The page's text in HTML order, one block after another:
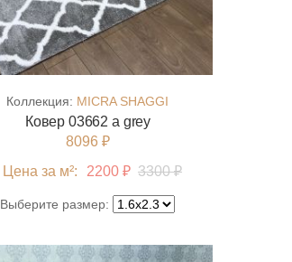
Коллекция: MICRA SHAGGI
Ковер 03662 a grey
8096 ₽
Цена за м²:
2200 ₽ 3300 ₽
Выберите размер: